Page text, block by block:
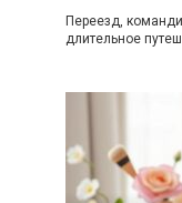
Переезд,
длительное